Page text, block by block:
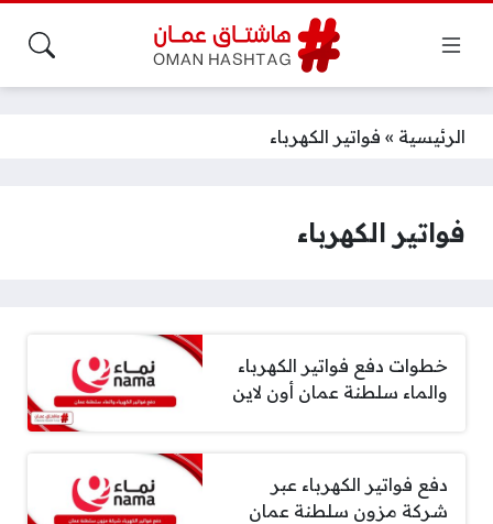
الرئيسية » فواتير الكهرباء
فواتير الكهرباء
خطوات دفع فواتير الكهرباء
والماء سلطنة عمان أون لاين
دفع فواتير الكهرباء عبر
شركة مزون سلطنة عمان